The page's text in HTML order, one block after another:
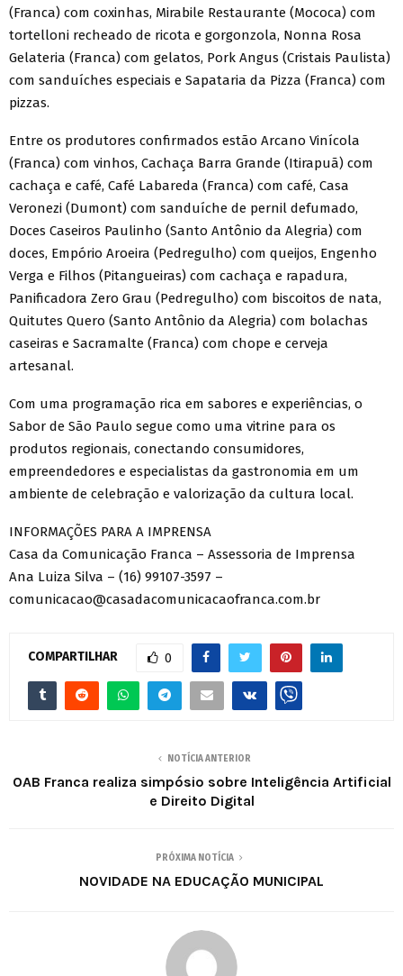
(Franca) com coxinhas, Mirabile Restaurante (Mococa) com
tortelloni recheado de ricota e gorgonzola, Nonna Rosa
Gelateria (Franca) com gelatos, Pork Angus (Cristais Paulista)
com sanduíches especiais e Sapataria da Pizza (Franca) com
pizzas.
Entre os produtores confirmados estão Arcano Vinícola
(Franca) com vinhos, Cachaça Barra Grande (Itirapuã) com
cachaça e café, Café Labareda (Franca) com café, Casa
Veronezi (Dumont) com sanduíche de pernil defumado,
Doces Caseiros Paulinho (Santo Antônio da Alegria) com
doces, Empório Aroeira (Pedregulho) com queijos, Engenho
Verga e Filhos (Pitangueiras) com cachaça e rapadura,
Panificadora Zero Grau (Pedregulho) com biscoitos de nata,
Quitutes Quero (Santo Antônio da Alegria) com bolachas
caseiras e Sacramalte (Franca) com chope e cerveja
artesanal.
Com uma programação rica em sabores e experiências, o
Sabor de São Paulo segue como uma vitrine para os
produtos regionais, conectando consumidores,
empreendedores e especialistas da gastronomia em um
ambiente de celebração e valorização da cultura local.
INFORMAÇÕES PARA A IMPRENSA
Casa da Comunicação Franca – Assessoria de Imprensa
Ana Luiza Silva – (16) 99107-3597 –
comunicacao@casadacomunicacaofranca.com.br
COMPARTILHAR 0
NOTÍCIA ANTERIOR
OAB Franca realiza simpósio sobre Inteligência Artificial
e Direito Digital
PRÓXIMA NOTÍCIA
NOVIDADE NA EDUCAÇÃO MUNICIPAL